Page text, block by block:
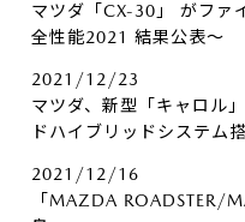
マツダ「CX-30」 がファ
全性能2021 結果公表～
2021/12/23
マツダ、新型「キャロル
ドハイブリッドシステム
2021/12/16
「MAZDA ROADSTER/